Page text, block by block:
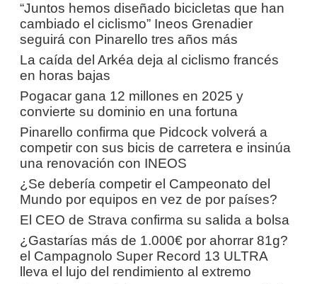
“Juntos hemos diseñado bicicletas que han
cambiado el ciclismo” Ineos Grenadier
seguirá con Pinarello tres años más
La caída del Arkéa deja al ciclismo francés
en horas bajas
Pogacar gana 12 millones en 2025 y
convierte su dominio en una fortuna
Pinarello confirma que Pidcock volverá a
competir con sus bicis de carretera e insinúa
una renovación con INEOS
¿Se debería competir el Campeonato del
Mundo por equipos en vez de por países?
El CEO de Strava confirma su salida a bolsa
¿Gastarías más de 1.000€ por ahorrar 81g?
el Campagnolo Super Record 13 ULTRA
lleva el lujo del rendimiento al extremo